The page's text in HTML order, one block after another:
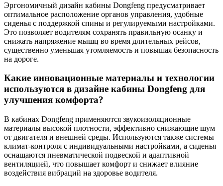
Эргономичный дизайн кабины Dongfeng предусматривает
оптимальное расположение органов управления, удобные
сиденья с поддержкой спины и регулируемыми настройками.
Это позволяет водителям сохранять правильную осанку и
снижать напряжение мышц во время длительных рейсов,
существенно уменьшая утомляемость и повышая безопасность
на дороге.
Какие инновационные материалы и технологии
используются в дизайне кабины Dongfeng для
улучшения комфорта?
В кабинах Dongfeng применяются звукоизоляционные
материалы высокой плотности, эффективно снижающие шум
от двигателя и внешней среды. Используются также системы
климат-контроля с индивидуальными настройками, а сиденья
оснащаются пневматической подвеской и адаптивной
вентиляцией, что повышает комфорт и снижает влияние
воздействия вибраций на здоровье водителя.